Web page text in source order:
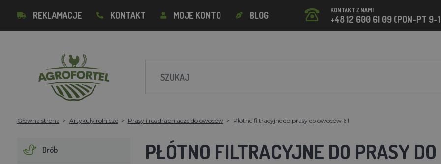
REKLAMACJE KONTAKT MOJE KONTO BLOG KONTAKT Z NAMI
+48 12 600 61 09 (PON-PT 9-
Główna strona Artykuły rolnicze Prasy i rozdrabniacze do owoców Płótno filtracyjne do prasy do owoców 6 l
Drób PŁÓTNO FILTRACYJNE DO PRASY